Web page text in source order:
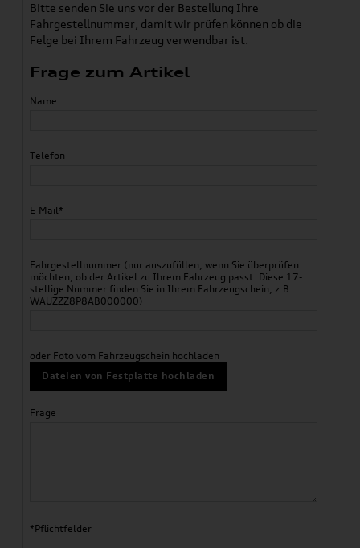
Bitte senden Sie uns vor der Bestellung Ihre
Fahrgestellnummer, damit wir prüfen können ob die
Felge bei Ihrem Fahrzeug verwendbar ist.
Frage zum Artikel
Name
Telefon
E-Mail*
Fahrgestellnummer (nur auszufüllen, wenn Sie überprüfen
möchten, ob der Artikel zu Ihrem Fahrzeug passt. Diese 17-
stellige Nummer finden Sie in Ihrem Fahrzeugschein, z.B.
WAUZZZ8P8AB000000)
oder Foto vom Fahrzeugschein hochladen
Dateien von Festplatte hochladen
Frage
*Pflichtfelder